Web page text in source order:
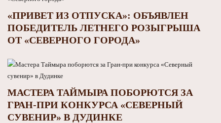
«ПРИВЕТ ИЗ ОТПУСКА»: ОБЪЯВЛЕН
ПОБЕДИТЕЛЬ ЛЕТНЕГО РОЗЫГРЫША
ОТ «СЕВЕРНОГО ГОРОДА»
МАСТЕРА ТАЙМЫРА ПОБОРЮТСЯ ЗА
ГРАН-ПРИ КОНКУРСА «СЕВЕРНЫЙ
СУВЕНИР» В ДУДИНКЕ